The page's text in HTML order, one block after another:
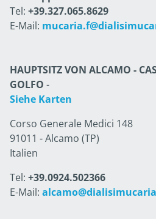
Tel: +39.327.065.8629
E-Mail:
HAUPTSITZ VON ALCAMO -
GOLFO -
Siehe Karten
Corso Generale Medici 148
91011 - Alcamo (TP)
Italien
Tel: +39.0924.502366
E-Mail: